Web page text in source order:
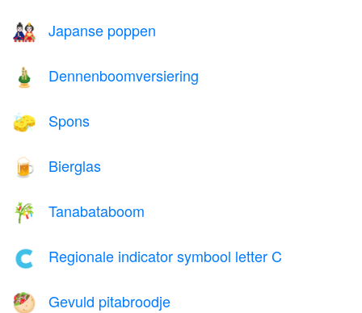
🎎 Japanse poppen
🎍 Dennenboomversiering
🧽 Spons
🍺 Bierglas
🎋 Tanabataboom
🇨 Regionale indicator symbool letter C
🥙 Gevuld pitabroodje